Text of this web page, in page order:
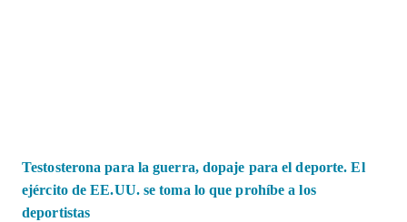
Testosterona para la guerra, dopaje para el deporte. El
ejército de EE.UU. se toma lo que prohíbe a los
deportistas